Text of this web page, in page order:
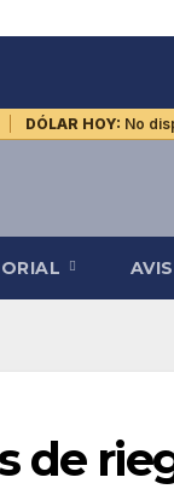
DÓLAR HOY: No
de